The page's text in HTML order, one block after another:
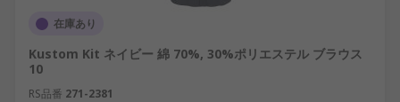
在庫あり
Kustom Kit ネイビー 綿 70%, 30%ポリエステル ブラウス
10
RS品番 271-2381